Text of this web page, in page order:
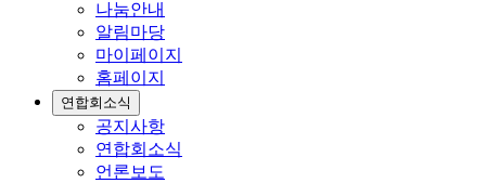
나눔안내
알림마당
마이페이지
홈페이지
연합회소식
공지사항
연합회소식
언론보도